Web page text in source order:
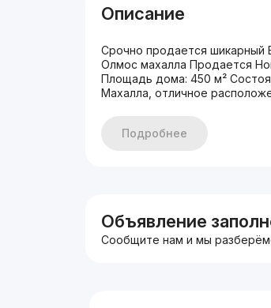
Описание
Срочно продается шикарный
Олмос махалла Продается
Площадь дома: 450 м²
Махалла, отличное
Подробнее
Объявление
Сообщите нам и мы